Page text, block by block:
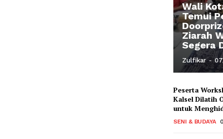
Wali
Temui
Ziarah
Segera
Zulfikar -
Peserta
Kalsel Dilatih
untuk
SENI & BUDAYA